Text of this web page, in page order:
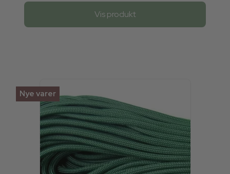
Vis produkt
Nye varer